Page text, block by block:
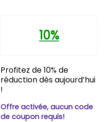
10%
Profitez de 10% de
réduction dès aujourd’hui
!
Offre activée, aucun code
de coupon requis!